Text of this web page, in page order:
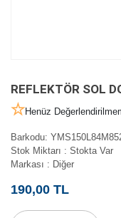
REFLEKTÖR SOL
Henüz
Barkodu:
Stok Miktarı : Stokta Var
Markası : Diğer
190,00 TL